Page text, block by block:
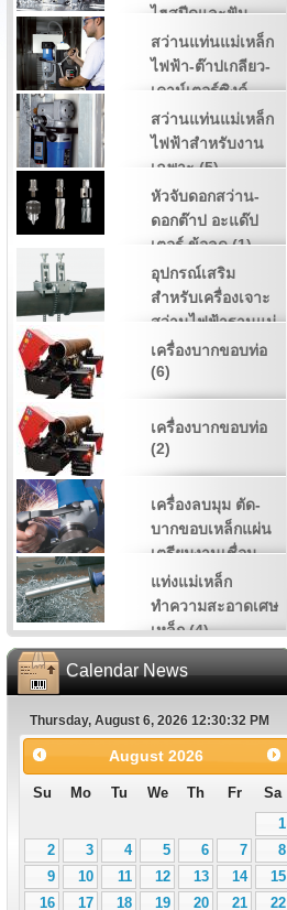
ไฮสปีดและฟัน
คาร์ไบด์ (3)
สว่านแท่นแม่เหล็ก
ไฟฟ้า-ต๊าปเกลียว-
เคาน์เตอร์ซิงค์-
กว้านรูหัวน๊อต (2)
สว่านแท่นแม่เหล็ก
ไฟฟ้าสำหรับงาน
เฉพาะ (5)
หัวจับดอกสว่าน-
ดอกต๊าป อะแด๊ป
เตอร์ ข้อลด (1)
อุปกรณ์เสริม
สำหรับเครื่องเจาะ
สว่านไฟฟ้าฐานแม่
เหล็ก (4)
เครื่องบากขอบท่อ
(6)
เครื่องบากขอบท่อ
(2)
เครื่องลบมุม ตัด-
บากขอบเหล็กแผ่น
เตรียมงานเชื่อม
(11)
แท่งแม่เหล็ก
ทำความสะอาดเศษ
เหล็ก (4)
Calendar News
Thursday, August 6, 2026 12:30:33 PM
August 2026
Su Mo Tu We Th Fr
Sa
1
2
3 4 5 6 7
8
9
10 11 12 13 14
15
16
17 18 19 20 21
22